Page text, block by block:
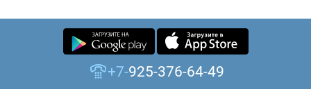
+7-925-376-64-49